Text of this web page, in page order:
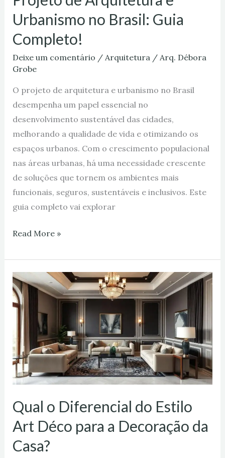
Urbanismo no Brasil: Guia
Completo!
Deixe um comentário / Arquitetura / Arq. Débora
Grobe
O projeto de arquitetura e urbanismo no Brasil
desempenha um papel essencial no
desenvolvimento sustentável das cidades,
melhorando a qualidade de vida e otimizando os
espaços urbanos. Com o crescimento populacional
nas áreas urbanas, há uma necessidade crescente
de soluções que tornem os ambientes mais
funcionais, seguros, sustentáveis e inclusivos. Este
guia completo vai explorar
Read More »
Qual o Diferencial do Estilo
Art Déco para a Decoração da
Casa?
Qual
o
Diferencial
Estilo
Art
Déco
para
Decoração
da
Casa?